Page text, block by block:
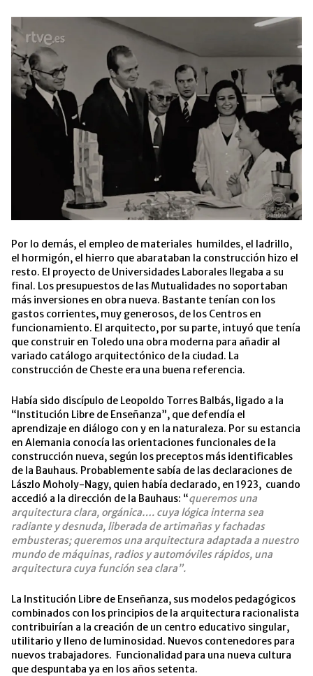
Por lo demás, el empleo de materiales humildes, el ladrillo,
el hormigón, el hierro que abarataban la construcción hizo el
resto. El proyecto de Universidades Laborales llegaba a su
final. Los presupuestos de las Mutualidades no soportaban
más inversiones en obra nueva. Bastante tenían con los
gastos corrientes, muy generosos, de los Centros en
funcionamiento. El arquitecto, por su parte, intuyó que tenía
que construir en Toledo una obra moderna para añadir al
variado catálogo arquitectónico de la ciudad. La
construcción de Cheste era una buena referencia.
Había sido discípulo de Leopoldo Torres Balbás, ligado a la
“Institución Libre de Enseñanza”, que defendía el
aprendizaje en diálogo con y en la naturaleza. Por su estancia
en Alemania conocía las orientaciones funcionales de la
construcción nueva, según los preceptos más identificables
de la Bauhaus. Probablemente sabía de las declaraciones de
Lászlo Moholy-Nagy, quien había declarado, en 1923, cuando
accedió a la dirección de la Bauhaus: “queremos una
arquitectura clara, orgánica…. cuya lógica interna sea
radiante y desnuda, liberada de artimañas y fachadas
embusteras; queremos una arquitectura adaptada a nuestro
mundo de máquinas, radios y automóviles rápidos, una
arquitectura cuya función sea clara”.
La Institución Libre de Enseñanza, sus modelos pedagógicos
combinados con los principios de la arquitectura racionalista
contribuirían a la creación de un centro educativo singular,
utilitario y lleno de luminosidad. Nuevos contenedores para
nuevos trabajadores. Funcionalidad para una nueva cultura
que despuntaba ya en los años setenta.